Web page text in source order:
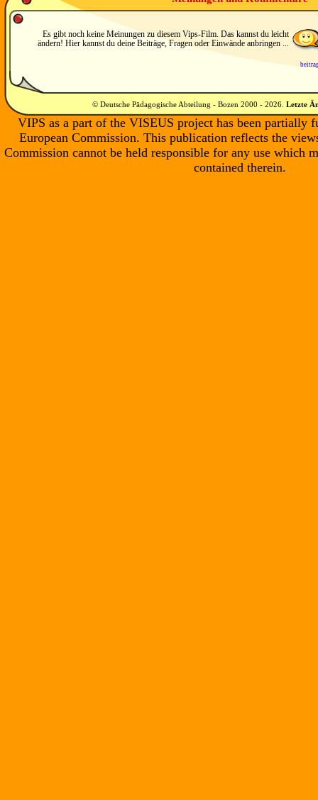
Es gibt noch keine Meinungen zu diesem Vips-Film. Das kannst du leicht
ändern! Hier kannst du deine Beiträge, Fragen oder Einwände anbringen ...
© Deutsche Pädagogische Abteilung - Bozen 2000 - 2026 Letzte
VIPS as a part of the VISEUS project has been partially
European Commission. This publication reflects the
Commission cannot be held responsible for any use which
contained therein.